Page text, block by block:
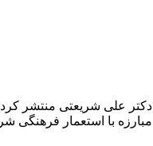
با استعمار فرهنگی